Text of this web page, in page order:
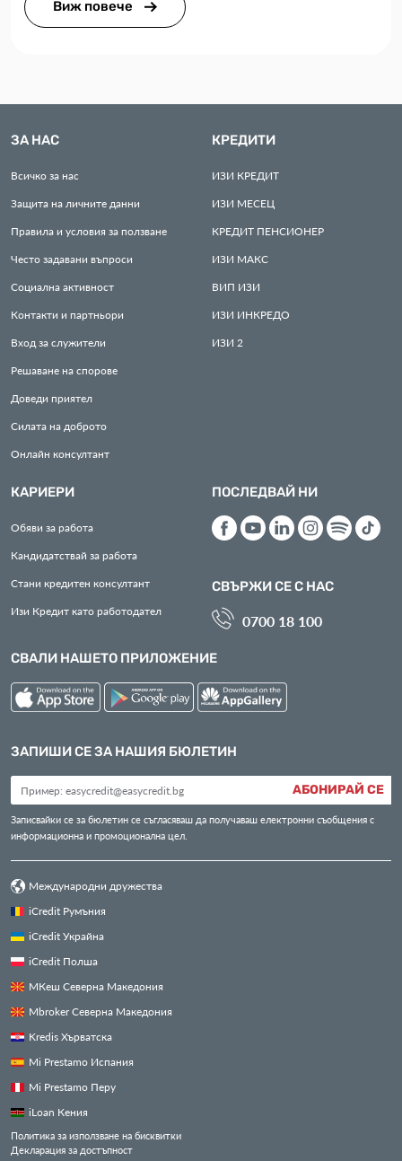
Виж повече
ЗА НАС
Всичко за нас
Защита на личните данни
Правила и условия за ползване
Често задавани въпроси
Социална активност
Контакти и партньори
Вход за служители
Решаване на спорове
Доведи приятел
Силата на доброто
Онлайн консултант
КРЕДИТИ
ИЗИ КРЕДИТ
ИЗИ МЕСЕЦ
КРЕДИТ ПЕНСИОНЕР
ИЗИ МАКС
ВИП ИЗИ
ИЗИ ИНКРЕДО
ИЗИ 2
КАРИЕРИ
Обяви за работа
Кандидатствай за работа
Стани кредитен консултант
Изи Кредит като работодател
ПОСЛЕДВАЙ НИ
СВЪРЖИ СЕ С НАС
0700 18 100
СВАЛИ НАШЕТО ПРИЛОЖЕНИЕ
ЗАПИШИ СЕ ЗА НАШИЯ БЮЛЕТИН
АБОНИРАЙ СЕ
Записвайки се за бюлетин се съгласяваш да получаваш електронни съобщения с
информационна и промоционална цел.
Международни дружества
iCredit Румъния
iCredit Украйна
iCredit Полша
МКеш Северна Македония
Mbroker Северна Македония
Kredis Хърватска
Mi Prestamo Испания
Mi Prestamo Перу
iLoan Кения
Политика за използване на бисквитки
Декларация за достъпност